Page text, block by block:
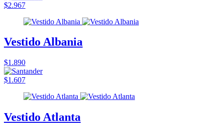
$2.967
Vestido Albania
$1.890
$1.607
Vestido Atlanta